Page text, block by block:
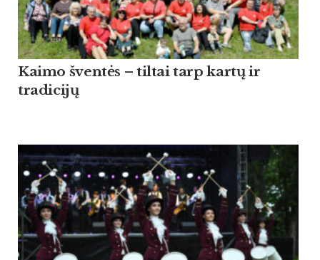
Kaimo šventės – tiltai tarp kartų ir
tradicijų